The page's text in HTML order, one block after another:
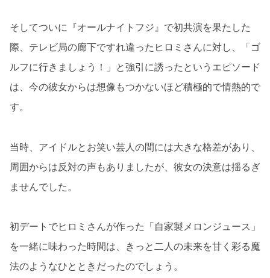
そしてついに『オールナイトフジ』で初共演を果たした
際、テレビ局の廊下ですれ違ったヒロミさんに対し、「ゴ
ルフに行きましょう！」と強引に誘ったというエピソード
は、今の彼女からは想像もつかないほど積極的で情熱的で
す。
当時、アイドルとお笑い芸人の間には大きな格差があり、
周囲からは反対の声もありましたが、彼女の決意は揺るぎ
ませんでした。
初デートでヒロミさんが作った「自家製メロンジュース」
を一緒に味わった時間は、きっと二人の未来を甘く彩る魔
法のようなひとときだったのでしょう。